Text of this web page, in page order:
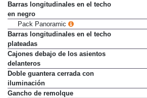
Barras longitudinales en el techo
en negro
Pack Panoramic
Barras longitudinales en el techo
plateadas
Cajones debajo de los asientos
delanteros
Doble guantera cerrada con
iluminación
Gancho de remolque